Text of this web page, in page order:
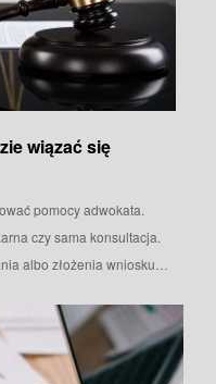
wiązać się
pomocy adwokata.
czy sama konsultacja.
albo złożenia wniosku…